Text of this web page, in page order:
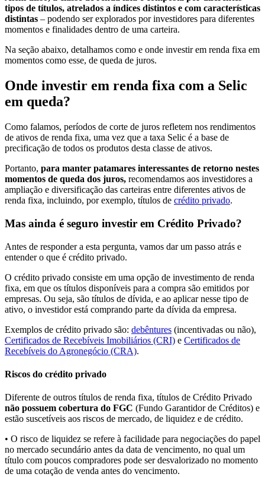
tipos de títulos, atrelados a índices distintos e com características
distintas – podendo ser explorados por investidores para diferentes
momentos e finalidades dentro de uma carteira.
Na seção abaixo, detalhamos como e onde investir em renda fixa em
momentos como esse, de queda de juros.
Onde investir em renda fixa com a Selic
em queda?
Como falamos, períodos de corte de juros refletem nos rendimentos
de ativos de renda fixa, uma vez que a taxa Selic é a base de
precificação de todos os produtos desta classe de ativos.
Portanto, para manter patamares interessantes de retorno nestes
momentos de queda dos juros, recomendamos aos investidores a
ampliação e diversificação das carteiras entre diferentes ativos de
renda fixa, incluindo, por exemplo, títulos de crédito privado.
Mas ainda é seguro investir em Crédito Privado?
Antes de responder a esta pergunta, vamos dar um passo atrás e
entender o que é crédito privado.
O crédito privado consiste em uma opção de investimento de renda
fixa, em que os títulos disponíveis para a compra são emitidos por
empresas. Ou seja, são títulos de dívida, e ao aplicar nesse tipo de
ativo, o investidor está comprando parte da dívida da empresa.
Exemplos de crédito privado são: debêntures (incentivadas ou não),
Certificados de Recebíveis Imobiliários (CRI) e Certificados de
Recebíveis do Agronegócio (CRA).
Riscos do crédito privado
Diferente de outros títulos de renda fixa, títulos de Crédito Privado
não possuem cobertura do FGC (Fundo Garantidor de Créditos) e
estão suscetíveis aos riscos de mercado, de liquidez e de crédito.
• O risco de liquidez se refere à facilidade para negociações do papel
no mercado secundário antes da data de vencimento, no qual um
título com poucos compradores pode ser desvalorizado no momento
de uma cotação de venda antes do vencimento.